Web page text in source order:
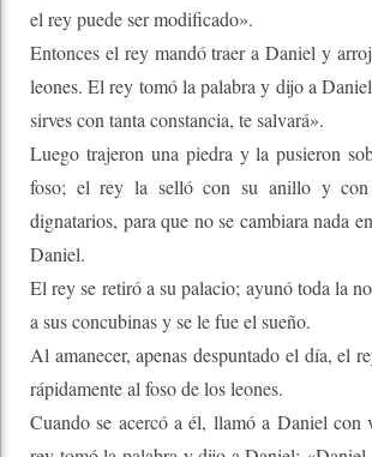
el rey puede ser modificado».
Entonces el rey mandó traer a Daniel y
leones. El rey tomó la palabra y dijo a
sirves con tanta constancia, te salvará».
Luego trajeron una piedra y la pusieron
foso; el rey la selló con su anillo y
dignatarios, para que no se cambiara nada
Daniel.
El rey se retiró a su palacio; ayunó toda la
a sus concubinas y se le fue el sueño.
Al amanecer, apenas despuntado el día, el
rápidamente al foso de los leones.
Cuando se acercó a él, llamó a Daniel con